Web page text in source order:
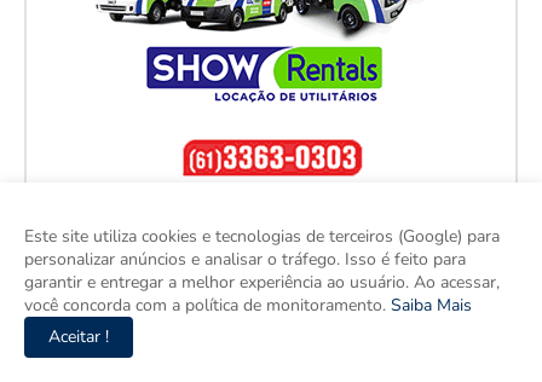
Este site utiliza cookies e tecnologias de terceiros (Google) para
personalizar anúncios e analisar o tráfego. Isso é feito para
garantir e entregar a melhor experiência ao usuário. Ao acessar,
você concorda com a política de monitoramento. Saiba Mais
Aceitar !